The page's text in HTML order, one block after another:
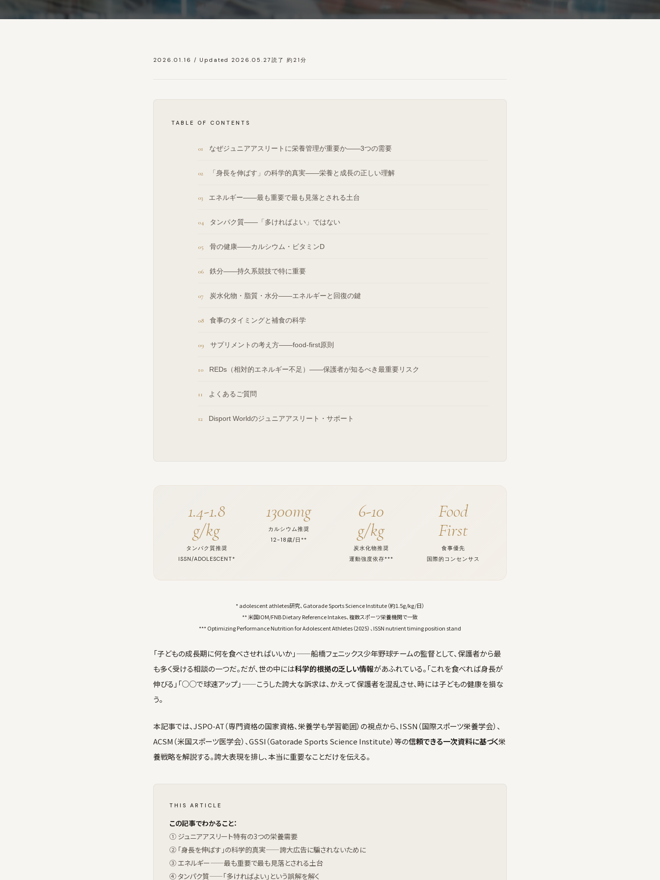
2026.01.16 / Updated 2026.05.27 読了 約21分
TABLE OF CONTENTS
なぜジュニアアスリートに栄養管理が重要か——3つの需要
「身長を伸ばす」の科学的真実——栄養と成長の正しい理解
エネルギー——最も重要で最も見落とされる土台
タンパク質——「多ければよい」ではない
骨の健康——カルシウム・ビタミンD
鉄分——持久系競技で特に重要
炭水化物・脂質・水分——エネルギーと回復の鍵
食事のタイミングと補食の科学
サプリメントの考え方——food-first原則
REDs（相対的エネルギー不足）——保護者が知るべき最重要リスク
よくあるご質問
Disport Worldのジュニアアスリート・サポート
1.4-1.8
g/kg
タンパク質推奨
ISSN/ADOLESCENT*
1300mg
カルシウム推奨
12-18歳/日**
6-10
g/kg
炭水化物推奨
運動強度依存***
Food
First
食事優先
国際的コンセンサス
* adolescent athletes研究、Gatorade Sports Science Institute（約1.5g/kg/日）
** 米国IOM/FNB Dietary Reference Intakes、複数スポーツ栄養機関で一致
*** Optimizing Performance Nutrition for Adolescent Athletes（2025）、ISSN nutrient timing position stand
「子どもの成長期に何を食べさせればいいか」——船橋フェニックス少年野球チームの監督として、保護者から最
も多く受ける相談の一つだ。だが、世の中には科学的根拠の乏しい情報があふれている。「これを食べれば身長が
伸びる」「○○で球速アップ」——こうした誇大な訴求は、かえって保護者を混乱させ、時には子どもの健康を損な
う。
本記事では、JSPO-AT（専門資格の国家資格、栄養学も学習範囲）の視点から、ISSN（国際スポーツ栄養学会）、
ACSM（米国スポーツ医学会）、GSSI（Gatorade Sports Science Institute）等の信頼できる一次資料に基づく栄
養戦略を解説する。誇大表現を排し、本当に重要なことだけを伝える。
THIS ARTICLE
この記事でわかること：
① ジュニアアスリート特有の3つの栄養需要
② 「身長を伸ばす」の科学的真実——誇大広告に騙されないために
③ エネルギー——最も重要で最も見落とされる土台
④ タンパク質——「多ければよい」という誤解を解く